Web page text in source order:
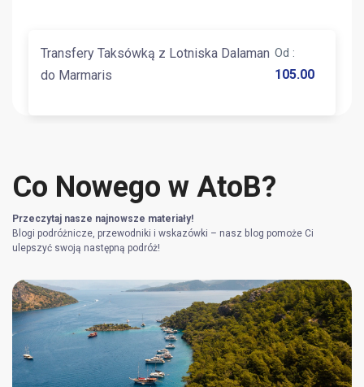
Transfery Taksówką z Lotniska Dalaman
do Marmaris
Od :
105.00
Co Nowego w AtoB?
Przeczytaj nasze najnowsze materiały!
Blogi podróżnicze, przewodniki i wskazówki – nasz blog pomoże Ci
ulepszyć swoją następną podróż!